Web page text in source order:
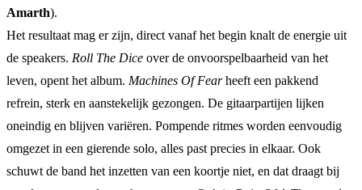
Amarth).
Het resultaat mag er zijn, direct vanaf het begin knalt de energie uit
de speakers. Roll The Dice over de onvoorspelbaarheid van het
leven, opent het album. Machines Of Fearheeft een pakkend
refrein, sterk en aanstekelijk gezongen. De gitaarpartijen lijken
oneindig en blijven variëren. Pompende ritmes worden eenvoudig
omgezet in een gierende solo, alles past precies in elkaar. Ook
schuwt de band het inzetten van een koortje niet, en dat draagt bij